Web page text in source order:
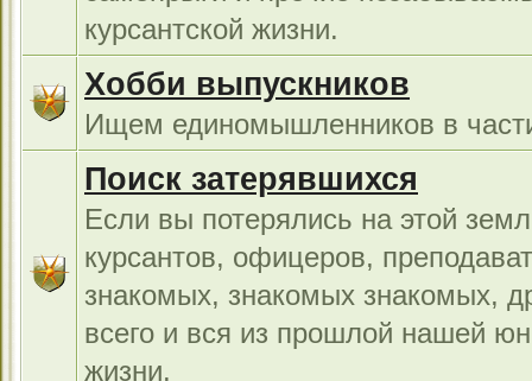
курсантской жизни.
Хобби выпускников
Ищем единомышленников в
Поиск затерявшихся
Если вы потерялись на этой
курсантов, офицеров,
знакомых, знакомых знакомых,
всего и вся из прошлой нашей
жизни.